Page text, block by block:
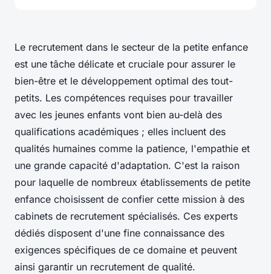
Le recrutement dans le secteur de la petite enfance
est une tâche délicate et cruciale pour assurer le
bien-être et le développement optimal des tout-
petits. Les compétences requises pour travailler
avec les jeunes enfants vont bien au-delà des
qualifications académiques ; elles incluent des
qualités humaines comme la patience, l'empathie et
une grande capacité d'adaptation. C'est la raison
pour laquelle de nombreux établissements de petite
enfance choisissent de confier cette mission à des
cabinets de recrutement spécialisés. Ces experts
dédiés disposent d'une fine connaissance des
exigences spécifiques de ce domaine et peuvent
ainsi garantir un recrutement de qualité.